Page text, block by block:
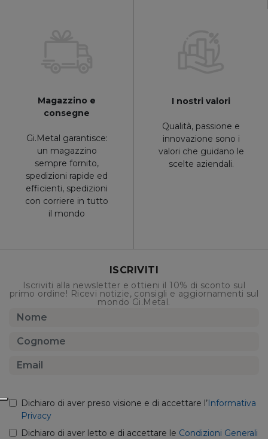
Magazzino e
consegne
Gi.Metal garantisce:
un magazzino
sempre fornito,
spedizioni rapide ed
efficienti, spedizioni
con corriere in tutto
il mondo
I nostri valori
Qualità, passione e
innovazione sono i
valori che guidano le
scelte aziendali.
ISCRIVITI
Iscriviti alla newsletter e ottieni il 10% di sconto sul
primo ordine! Ricevi notizie, consigli e aggiornamenti sul
mondo Gi.Metal.
Dichiaro di aver preso visione e di accettare l’Informativa
Privacy
Dichiaro di aver letto e di accettare le Condizioni Generali